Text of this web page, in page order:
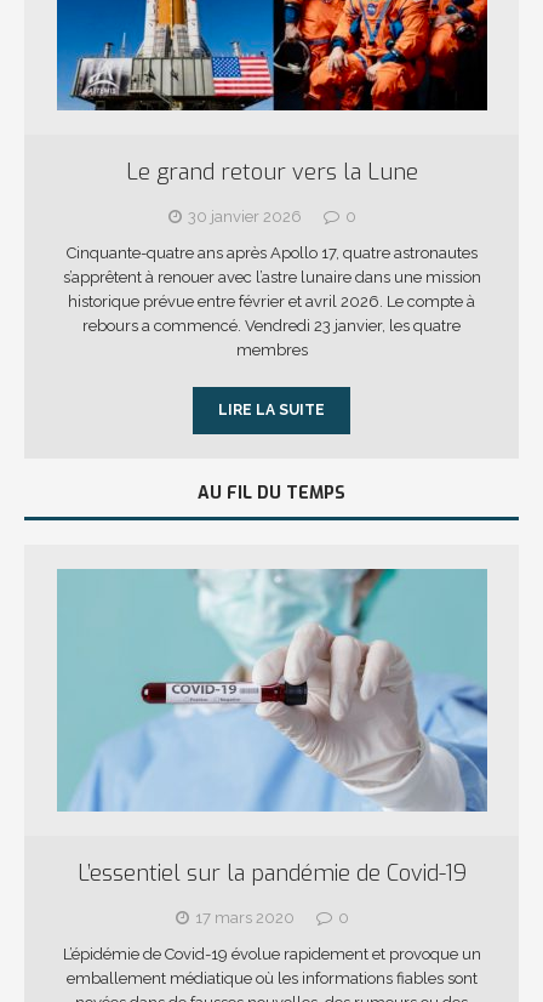
Le grand retour vers la Lune
30 janvier 2026
0
Cinquante-quatre ans après Apollo 17, quatre astronautes
s’apprêtent à renouer avec l’astre lunaire dans une mission
historique prévue entre février et avril 2026. Le compte à
rebours a commencé. Vendredi 23 janvier, les quatre
membres
LIRE LA SUITE
AU FIL DU TEMPS
L’essentiel sur la pandémie de Covid-19
17 mars 2020
0
L’épidémie de Covid-19 évolue rapidement et provoque un
emballement médiatique où les informations fiables sont